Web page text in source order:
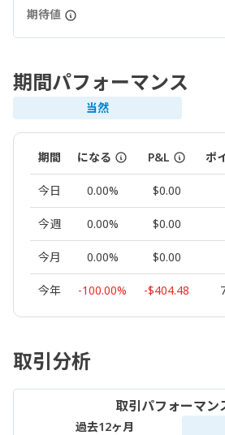
期待値
期間パフォーマンス
当然
期間 になる P&L ポ
今日 0.00% $0.00
今週 0.00% $0.00
今月 0.00% $0.00
今年 -100.00% -$404.48
取引分析
取引パフォーマン
過去12ヶ月